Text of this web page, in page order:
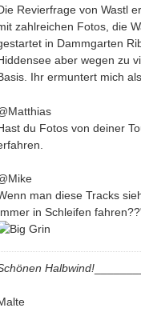
Revierfrage von Wastl
zahlreichen Fotos, die
in Dammgarten
aber wegen zu
Ihr ermuntert mich
du Fotos von deiner
man diese Tracks
in Schleifen
Halbwind!